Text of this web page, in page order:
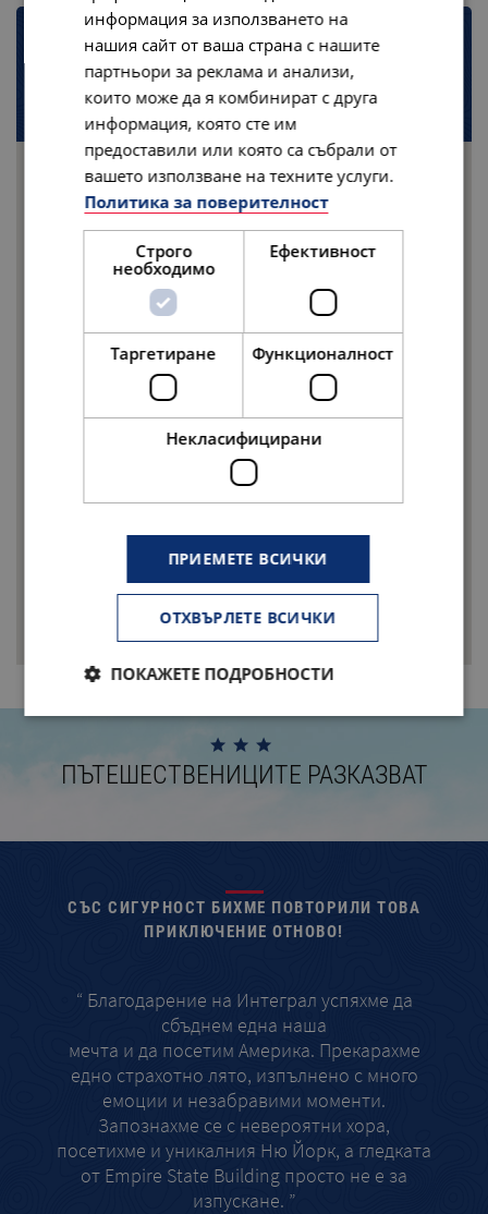
Местоположение
28 Jacome Way, Middletown, RI 02842
ПЪТЕШЕСТВЕНИЦИТЕ РАЗКАЗВАТ
СЪС СИГУРНОСТ БИХМЕ ПОВТОРИЛИ ТОВА
ПРИКЛЮЧЕНИЕ ОТНОВО!
“ Благодарение на Интеграл успяхме да
сбъднем една наша
мечта и да посетим Америка. Прекарахме
едно страхотно лято, изпълнено с много
емоции и незабравими моменти.
Запознахме се с невероятни хора,
посетихме и уникалния Ню Йорк, а гледката
от Empire State Building просто не е за
изпускане. ”
информация за използването на
нашия сайт от ваша страна с нашите
партньори за реклама и анализи,
които може да я комбинират с друга
информация, която сте им
предоставили или която са събрали от
вашето използване на техните услуги.
Политика за поверителност
Строго
необходимо
Ефективност
Таргетиране Функционалност
Некласифицирани
ПРИЕМЕТЕ ВСИЧКИ
ОТХВЪРЛЕТЕ ВСИЧКИ
ПОКАЖЕТЕ ПОДРОБНОСТИ